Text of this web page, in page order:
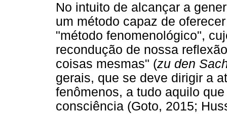
No intuito de alcançar a
um método capaz de
"método fenomenológico",
recondução de nossa
coisas mesmas" (zu den
gerais, que se deve dirigir a
fenômenos, a tudo aquilo
consciência (Goto, 2015;